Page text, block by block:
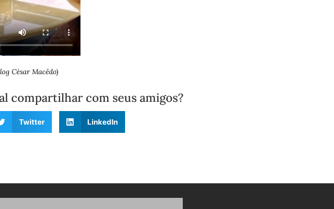
César Macêdo)
compartilhar com seus amigos?
Twitter LinkedIn